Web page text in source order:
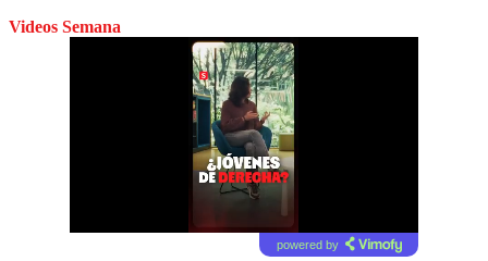
Videos Semana
powered by